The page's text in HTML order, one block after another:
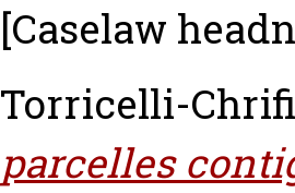
[Caselaw
Torricelli-
parcelles